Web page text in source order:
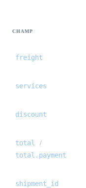
CHAMP
freight
services
discount
total /
total.payment
shipment_id